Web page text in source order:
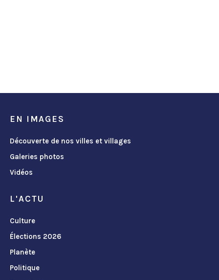
EN IMAGES
Découverte de nos villes et villages
Galeries photos
Vidéos
L'ACTU
Culture
Élections 2026
Planète
Politique